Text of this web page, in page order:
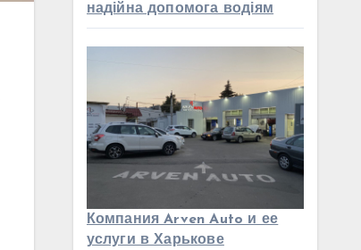
надійна допомога водіям
Компания Arven Auto и ее
услуги в Харькове